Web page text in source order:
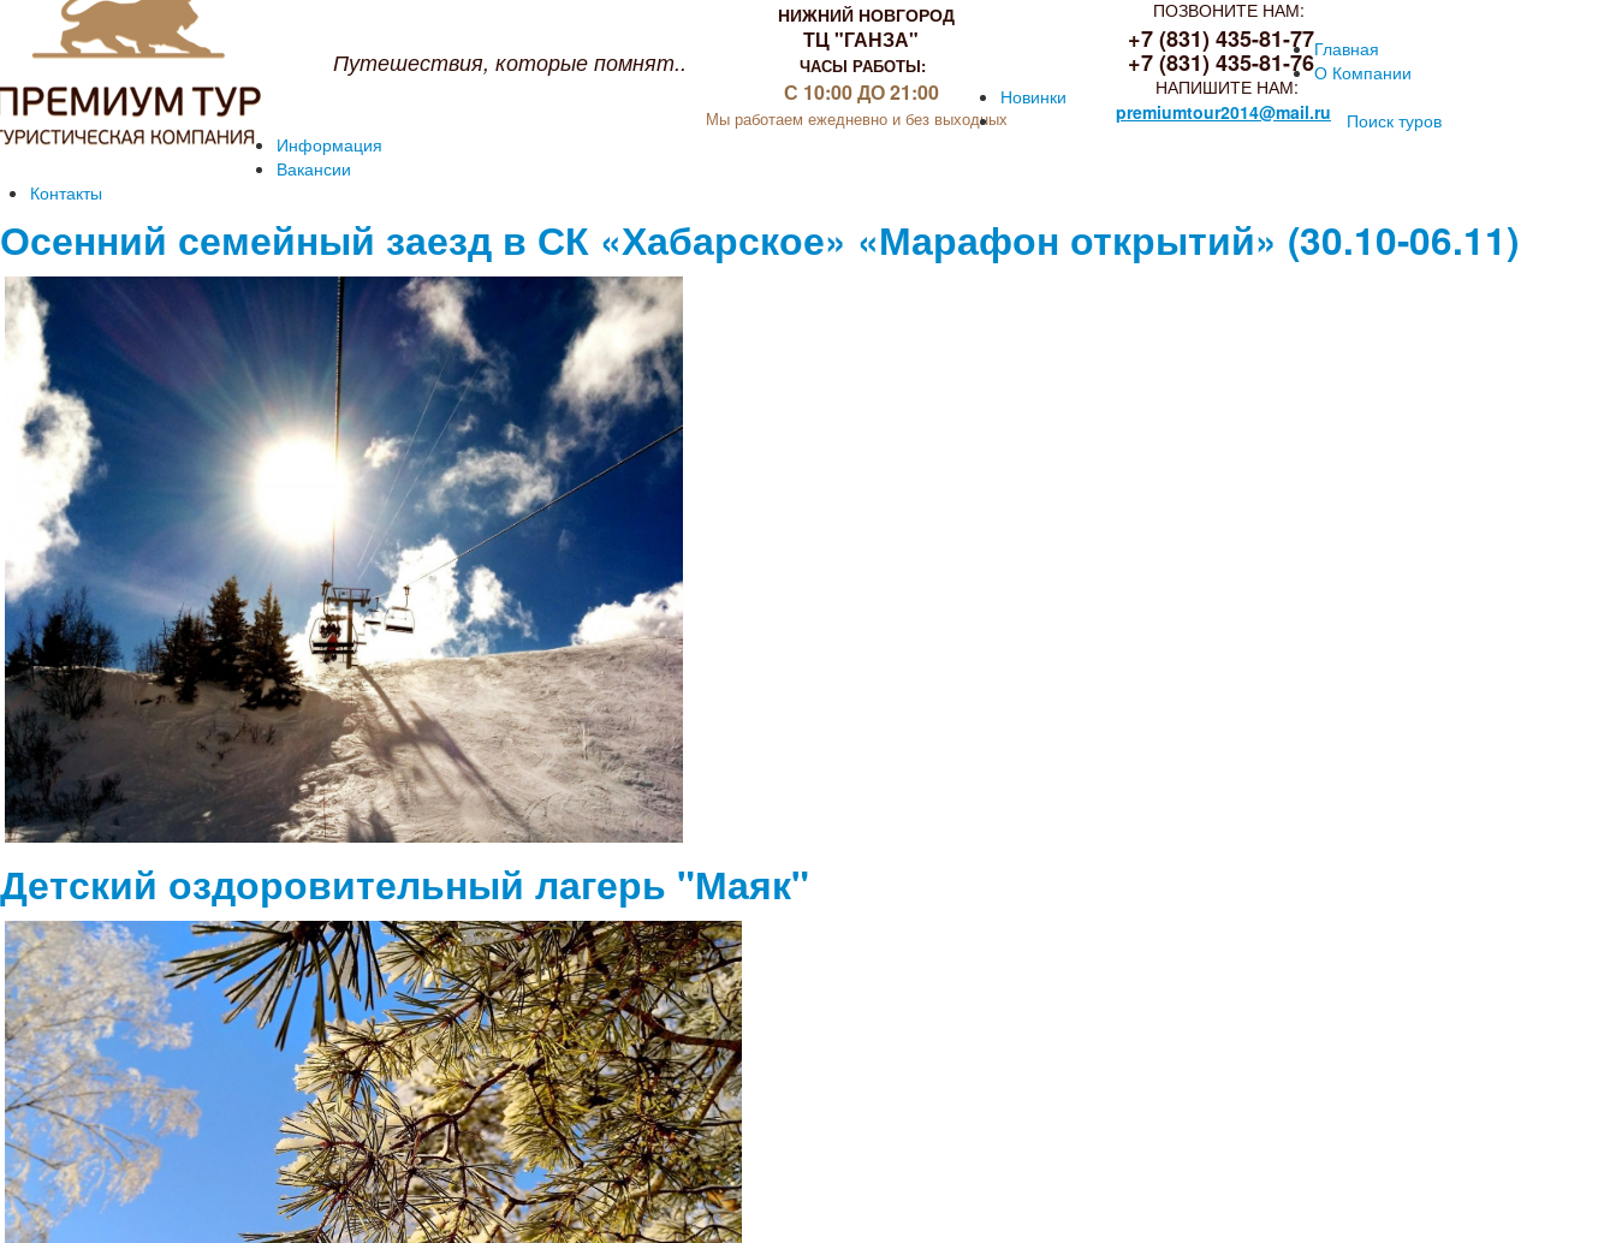
Путешествия, которые помнят..
НИЖНИЙ НОВГОРОД
ТЦ "ГАНЗА"
ЧАСЫ РАБОТЫ:
С 10:00 ДО 21:00
Мы работаем ежедневно и без выходных
ПОЗВОНИТЕ НАМ:
+7 (831) 435-81-77
+7 (831) 435-81-76
НАПИШИТЕ НАМ:
premiumtour2014@mail.ru
Главная
О Компании
Новинки
Поиск туров
Информация
Вакансии
Контакты
Осенний семейный заезд в СК «Хабарское» «Марафон открытий» (30.10-06.11)
Детский оздоровительный лагерь "Маяк"